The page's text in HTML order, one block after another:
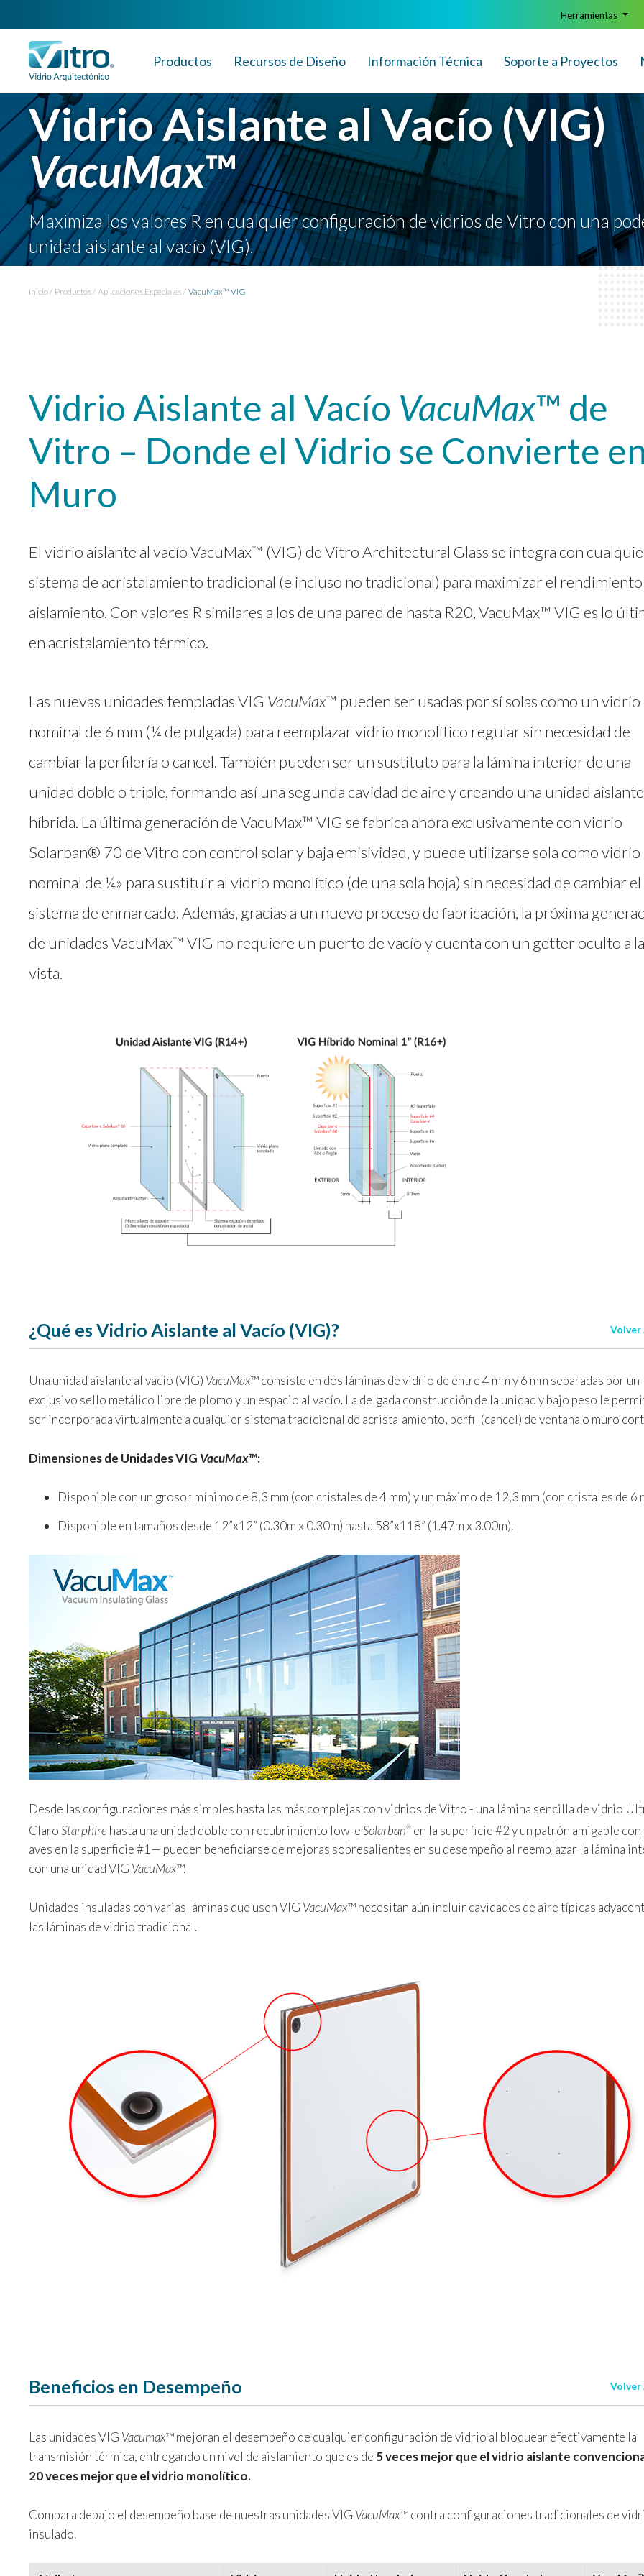
Productos Recursos de Diseño Información Técnica Soporte a Proyectos
Herramientas
Vidrio Aislante al Vacío (VIG)
VacuMax™
Maximiza los valores R en cualquier configuración de vidrios de Vitro con una
unidad aislante al vacío (VIG).
Inicio Productos Aplicaciones Especiales VacuMax™ VIG
Vidrio Aislante al Vacío VacuMax™ de
Vitro – Donde el Vidrio se Convierte en
Muro
El vidrio aislante al vacío VacuMax™ (VIG) de Vitro Architectural Glass se integra con
sistema de acristalamiento tradicional (e incluso no tradicional) para maximizar el
aislamiento. Con valores R similares a los de una pared de hasta R20, VacuMax™ VIG es lo
en acristalamiento térmico.
Las nuevas unidades templadas VIG VacuMax™ pueden ser usadas por sí solas como un vidrio
nominal de 6 mm (¼ de pulgada) para reemplazar vidrio monolítico regular sin necesidad de
cambiar la perfilería o cancel. También pueden ser un sustituto para la lámina interior de una
unidad doble o triple, formando así una segunda cavidad de aire y creando una unidad aislante
híbrida. La última generación de VacuMax™ VIG se fabrica ahora exclusivamente con vidrio
Solarban® 70 de Vitro con control solar y baja emisividad, y puede utilizarse sola como vidrio
nominal de ¼» para sustituir al vidrio monolítico (de una sola hoja) sin necesidad de cambiar el
sistema de enmarcado. Además, gracias a un nuevo proceso de fabricación, la próxima
de unidades VacuMax™ VIG no requiere un puerto de vacío y cuenta con un getter oculto a la
vista.
Volver
¿Qué es Vidrio Aislante al Vacío (VIG)?
Una unidad aislante al vacío (VIG) VacuMax™ consiste en dos láminas de vidrio de entre 4 mm y 6 mm separadas por un
exclusivo sello metálico libre de plomo y un espacio al vacío. La delgada construcción de la unidad y bajo peso le
ser incorporada virtualmente a cualquier sistema tradicional de acristalamiento, perfil (cancel) de ventana o muro
Dimensiones de Unidades VIG VacuMax™:
Disponible con un grosor mínimo de 8,3 mm (con cristales de 4 mm) y un máximo de 12,3 mm (con cristales de 6
Disponible en tamaños desde 12”x12” (0.30m x 0.30m) hasta 58”x118” (1.47m x 3.00m).
Desde las configuraciones más simples hasta las más complejas con vidrios de Vitro - una lámina sencilla de vidrio
ClaroStarphire hasta una unidad doble con recubrimiento low-eSolarban® en la superficie #2 y un patrón amigable con
aves en la superficie #1— pueden beneficiarse de mejoras sobresalientes en su desempeño al reemplazar la lámina
con una unidad VIG VacuMax™.
Unidades insuladas con varias láminas que usen VIG VacuMax™ necesitan aún incluir cavidades de aire típicas
las láminas de vidrio tradicional.
Volver
Beneficios en Desempeño
Las unidades VIG Vacumax™ mejoran el desempeño de cualquier configuración de vidrio al bloquear efectivamente la
transmisión térmica, entregando un nivel de aislamiento que es de 5veces mejor que el vidrio aislante
20 veces mejor que el vidrio monolítico.
Compara debajo el desempeño base de nuestras unidades VIG VacuMax™ contra configuraciones tradicionales de
insulado.